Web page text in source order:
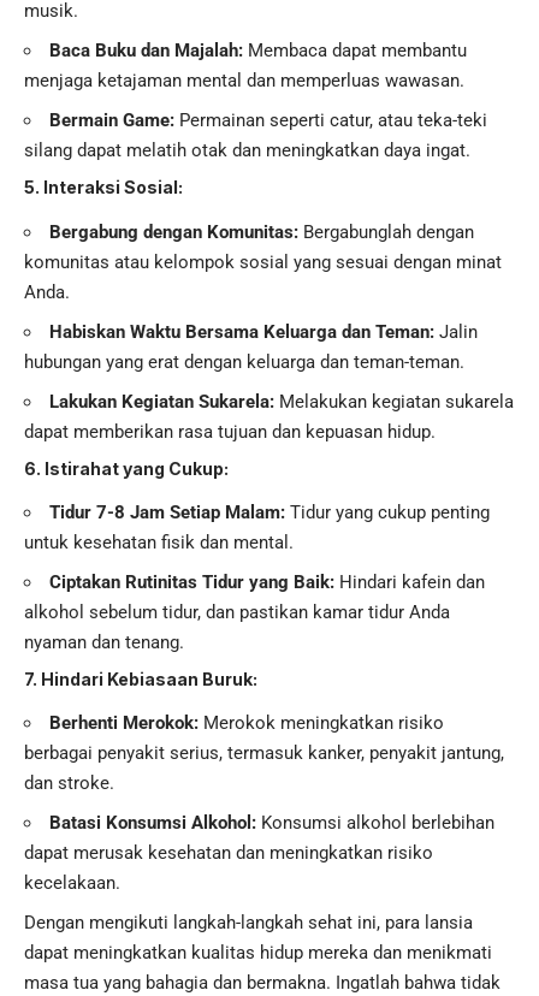
musik.
Baca Buku dan Majalah: Membaca dapat membantu
menjaga ketajaman mental dan memperluas wawasan.
Bermain Game: Permainan seperti catur, atau teka-teki
silang dapat melatih otak dan meningkatkan daya ingat.
5. Interaksi Sosial:
Bergabung dengan Komunitas: Bergabunglah dengan
komunitas atau kelompok sosial yang sesuai dengan minat
Anda.
Habiskan Waktu Bersama Keluarga dan Teman: Jalin
hubungan yang erat dengan keluarga dan teman-teman.
Lakukan Kegiatan Sukarela: Melakukan kegiatan sukarela
dapat memberikan rasa tujuan dan kepuasan hidup.
6. Istirahat yang Cukup:
Tidur 7-8 Jam Setiap Malam: Tidur yang cukup penting
untuk kesehatan fisik dan mental.
Ciptakan Rutinitas Tidur yang Baik: Hindari kafein dan
alkohol sebelum tidur, dan pastikan kamar tidur Anda
nyaman dan tenang.
7. Hindari Kebiasaan Buruk:
Berhenti Merokok: Merokok meningkatkan risiko
berbagai penyakit serius, termasuk kanker, penyakit jantung,
dan stroke.
Batasi Konsumsi Alkohol: Konsumsi alkohol berlebihan
dapat merusak kesehatan dan meningkatkan risiko
kecelakaan.
Dengan mengikuti langkah-langkah sehat ini, para lansia
dapat meningkatkan kualitas hidup mereka dan menikmati
masa tua yang bahagia dan bermakna. Ingatlah bahwa tidak